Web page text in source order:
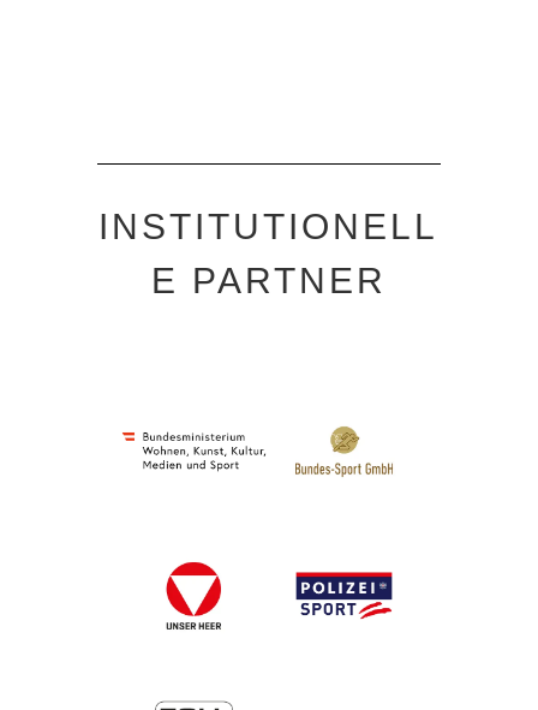
INSTITUTIONELL
E PARTNER